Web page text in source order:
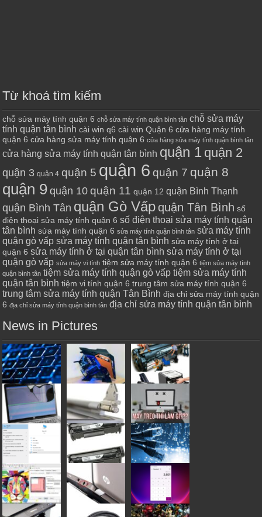
Từ khoá tìm kiếm
chỗ sửa máy tính quận 6 chỗ sửa máy tính quận bình tân chỗ sửa máy
tính quận tân bình cài win q6 cài win Quận 6 cửa hàng máy tính
quận 6 cửa hàng sửa máy tính quận 6 cửa hàng sửa máy tính quận bình tân
cửa hàng sửa máy tính quận tân bình quận 1 quận 2
quận 3 quận 4 quận 5 quận 6 quận 7 quận 8
quận 9 quận 10 quận 11 quận 12 quận Bình Thạnh
quận Bình Tân quận Gò Vấp quận Tân Bình số
điện thoại sửa máy tính quận 6 số điện thoại sửa máy tính quận
tân bình sửa máy tính quận 6 sửa máy tính quận bình tân sửa máy tính
quận gò vấp sửa máy tính quận tân bình sửa máy tính ở tại
quận 6 sửa máy tính ở tại quận tân bình sửa máy tính ở tại
quận gò vấp sửa máy vi tính tiệm sửa máy tính quận 6 tiệm sửa máy tính
quận bình tân tiệm sửa máy tính quận gò vấp tiệm sửa máy tính
quận tân bình tiệm vi tính quận 6 trung tâm sửa máy tính quận 6
trung tâm sửa máy tính quận Tân Bình địa chỉ sửa máy tính quận
6 địa chỉ sửa máy tính quận bình tân địa chỉ sửa máy tính quận tân bình
News in Pictures